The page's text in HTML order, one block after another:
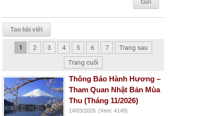
Tạo bài viết
1 2 3 4 5 6 7
Trang sau
Trang cuối
Thông Báo Hành Hương –
Tham Quan Nhật Bản Mùa
Thu (Tháng 11/2026)
14/03/2026 (Xem: 4149)